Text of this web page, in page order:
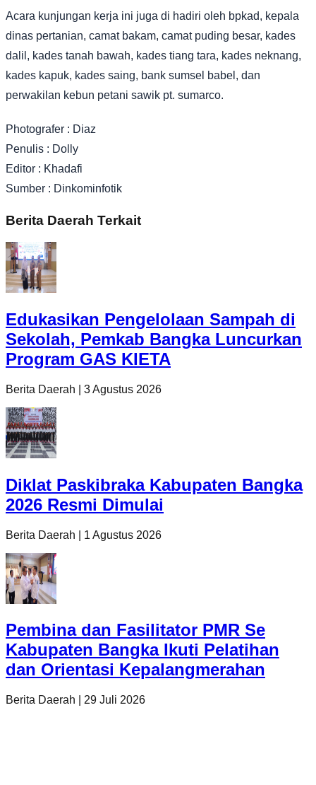
Acara kunjungan kerja ini juga di hadiri oleh bpkad, kepala
dinas pertanian, camat bakam, camat puding besar, kades
dalil, kades tanah bawah, kades tiang tara, kades neknang,
kades kapuk, kades saing, bank sumsel babel, dan
perwakilan kebun petani sawik pt. sumarco.
Photografer : Diaz
Penulis : Dolly
Editor : Khadafi
Sumber : Dinkominfotik
Berita Daerah Terkait
Edukasikan Pengelolaan Sampah di
Sekolah, Pemkab Bangka Luncurkan
Program GAS KIETA
Berita Daerah 3 Agustus 2026
Diklat Paskibraka Kabupaten Bangka
2026 Resmi Dimulai
Berita Daerah 1 Agustus 2026
Pembina dan Fasilitator PMR Se
Kabupaten Bangka Ikuti Pelatihan
dan Orientasi Kepalangmerahan
Berita Daerah 29 Juli 2026